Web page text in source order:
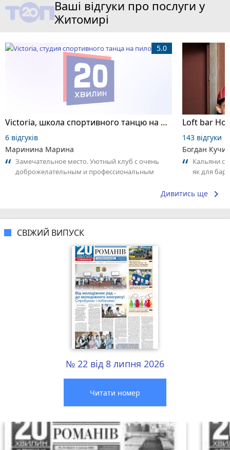
Ваші відгуки про послуги у
Житомирі
Victoria, школа спортивного танцю на пілоні
5.0
6 відгуків
Маринина Марина
Замечательное место. Уютный клуб с очень
доброжелательным и профессиональным
Loft bar
143 відгуки
Богдан
Кальяни
як для
Дивитись ще keyboard_arrow_right
СВІЖИЙ ВИПУСК
№ 22 від 8 липня 2026
Читати номер